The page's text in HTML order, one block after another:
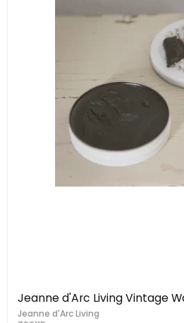
Jeanne d'Arc Living Vintage
Jeanne d'Arc Living